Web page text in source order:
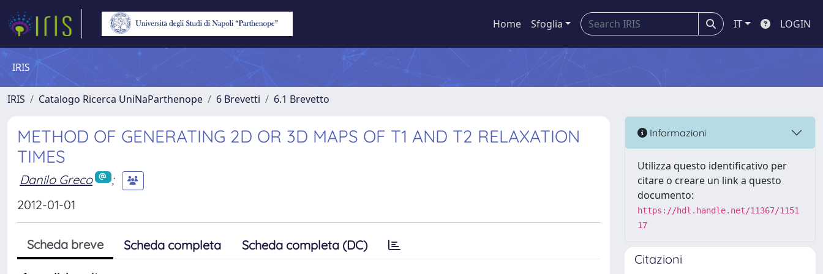
Home Sfoglia IT LOGIN
IRIS
IRIS Catalogo Ricerca UniNaParthenope 6 Brevetti 6.1 Brevetto
METHOD OF GENERATING 2D OR 3D MAPS OF T1 AND T2 RELAXATION
TIMES
Danilo Greco
;
2012-01-01
Scheda breve Scheda completa Scheda completa (DC)
Informazioni
Utilizza questo identificativo per
citare o creare un link a questo
documento:
https://hdl.handle.net/11367/1151
17
Citazioni